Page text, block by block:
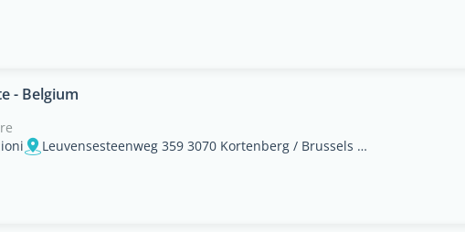
- Belgium
Leuvensesteenweg 359 3070 Kortenberg / Brussels East, Brussels Capital